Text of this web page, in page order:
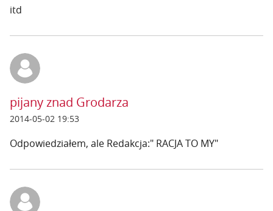
itd
pijany znad Grodarza
2014-05-02 19:53
Odpowiedziałem, ale Redakcja:" RACJA TO MY"